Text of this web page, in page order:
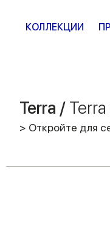
КОЛЛЕКЦИИ
Terra /
> Откройте для